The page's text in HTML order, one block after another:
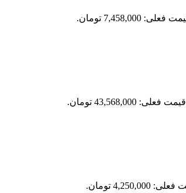
فعلی: 7,458,000 تومان.
قیمت فعلی: 43,568,000 تومان.
4,250,000 تومان.